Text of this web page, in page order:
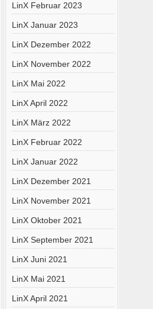
LinX Februar 2023
LinX Januar 2023
LinX Dezember 2022
LinX November 2022
LinX Mai 2022
LinX April 2022
LinX März 2022
LinX Februar 2022
LinX Januar 2022
LinX Dezember 2021
LinX November 2021
LinX Oktober 2021
LinX September 2021
LinX Juni 2021
LinX Mai 2021
LinX April 2021